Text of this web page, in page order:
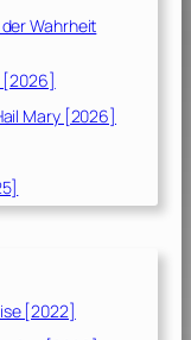
Wahrheit
[2026]
Mary [2026]
[2022]